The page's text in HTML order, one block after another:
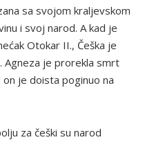
sa svojom kraljevskom
i svoj narod. A kad je
Otokar II., Češka je
Agneza je prorekla smrt
je doista poginuo na
za češki su narod